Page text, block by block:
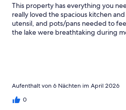
This property has everything you
really loved the spacious kitchen
utensil, and pots/pans needed to
the lake were breathtaking during
Aufenthalt von 6 Nächten im April 2026
0